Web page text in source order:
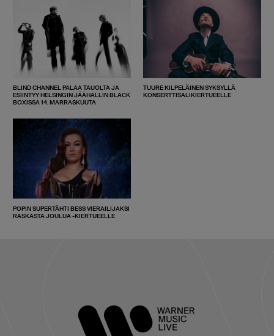
BLIND CHANNEL PALAA TAUOLTA JA
ESIINTYY HELSINGIN JÄÄHALLIN BLACK
BOXISSA 14. MARRASKUUTA
TUURE KILPELÄINEN SYKSYLLÄ
KONSERTTISALIKIERTUEELLE
POPIN SUPERTÄHTI BESS VIERAILIJAKSI
RASKASTA JOULUA -KIERTUEELLE